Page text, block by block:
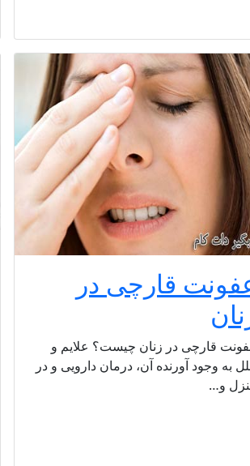
قارچی در
قارچی در زنان چیست؟ علایم و
به وجود آورنده آن، درمان دارویی و در
و…